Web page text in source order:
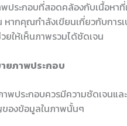
ประกอบที่สอดคล้องกับเนื้อหาที่
หากคุณกำลังเขียนเกี่ยวกับการ
ยให้เห็นภาพรวมได้ชัดเจน
ยภาพประกอบ
พประกอบควรมีความชัดเจนแ
องข้อมูลในภาพนั้นๆ